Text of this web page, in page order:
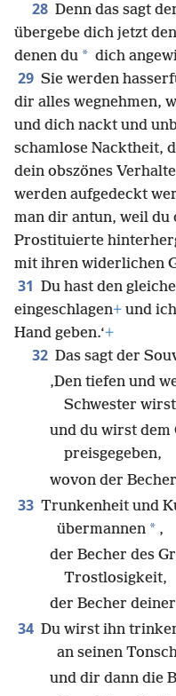
nicht mehr an
28 Denn das sagt
übergebe dich jetzt
denen du * dich
29 Sie werden
dir alles wegnehmen,
und dich nackt und
schamlose Nacktheit,
dein obszönes
werden aufgedeckt
man dir antun, weil du
Prostituierte
mit ihren widerlichen
31 Du hast den
eingeschlagen+
Hand geben.‘+
32 Das sagt der
‚Den tiefen und
Schwester
und du wirst
preisgegeben,
wovon der
Trunkenheit und
übermannen * ,
der Becher des
Trostlosigkeit,
der Becher
Du wirst ihn
an seinen